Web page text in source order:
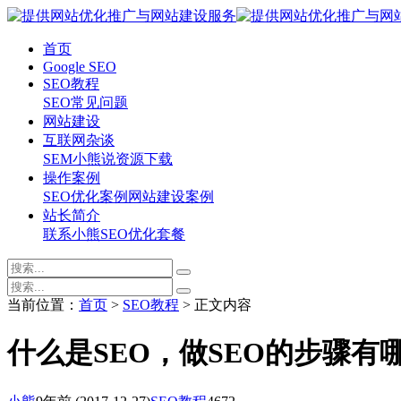
首页
Google SEO
SEO教程
SEO常见问题
网站建设
互联网杂谈
SEM小熊说资源下载
操作案例
SEO优化案例 网站建设案例
站长简介
联系小熊SEO优化套餐
当前位置： 首页 > SEO教程 > 正文内容
什么是SEO，做SEO的步骤有